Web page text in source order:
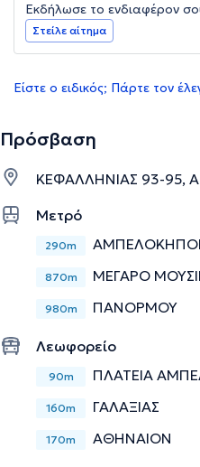
Εκδήλωσε το ενδιαφέρον
Στείλε αίτημα
Είστε ο ειδικός; Πάρτε τον
Πρόσβαση
ΚΕΦΑΛΛΗΝΙΑΣ 93-95,
Μετρό
290m ΑΜΠΕΛΟΚΗΠΟΙ
870m ΜΕΓΑΡΟ
980m ΠΑΝΟΡΜΟΥ
Λεωφορείο
90m ΠΛΑΤΕΙΑ
160m ΓΑΛΑΞΙΑΣ
170m ΑΘΗΝΑΙΟΝ